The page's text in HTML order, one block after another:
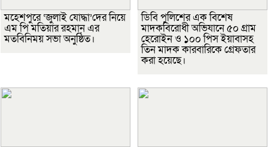
মহেশপুরে ‘জুলাই যোদ্ধা’দের নিয়ে
এম পি মতিয়ার রহমান এর
মতবিনিময় সভা অনুষ্ঠিত।
ডিবি পুলিশের এক বিশেষ
মাদকবিরোধী অভিযানে ৫০ গ্রাম
হেরোইন ও ১০০ পিস ইয়াবাসহ
তিন মাদক কারবারিকে গ্রেফতার
করা হয়েছে।